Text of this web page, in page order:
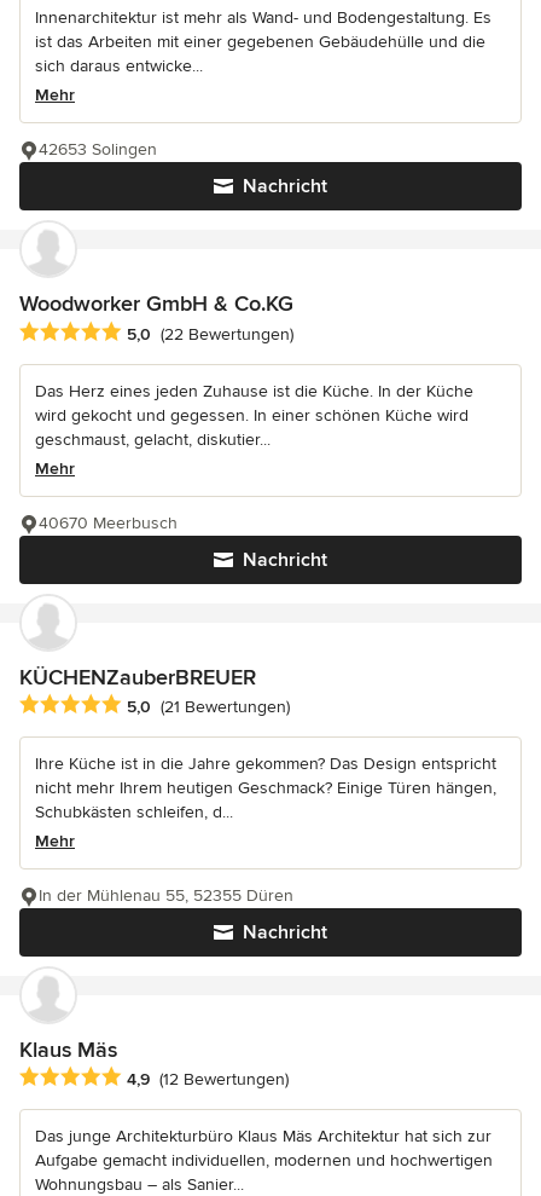
Innenarchitektur ist mehr als Wand- und Bodengestaltung. Es
ist das Arbeiten mit einer gegebenen Gebäudehülle und die
sich daraus entwicke...
Mehr
Nachricht
42653 Solingen
Woodworker GmbH & Co.KG
Durchschnittliche Bewertung: 5 von 5 Sternen
5,0 (22 Bewertungen)
Das Herz eines jeden Zuhause ist die Küche. In der Küche
wird gekocht und gegessen. In einer schönen Küche wird
geschmaust, gelacht, diskutier...
Mehr
Nachricht
40670 Meerbusch
KÜCHENZauberBREUER
Durchschnittliche Bewertung: 5 von 5 Sternen
5,0 (21 Bewertungen)
Ihre Küche ist in die Jahre gekommen? Das Design entspricht
nicht mehr Ihrem heutigen Geschmack? Einige Türen hängen,
Schubkästen schleifen, d...
Mehr
Nachricht
In der Mühlenau 55, 52355 Düren
Klaus Mäs
Durchschnittliche Bewertung: 4.9 von 5 Sternen
4,9 (12 Bewertungen)
Das junge Architekturbüro Klaus Mäs Architektur hat sich zur
Aufgabe gemacht individuellen, modernen und hochwertigen
Wohnungsbau – als Sanier...